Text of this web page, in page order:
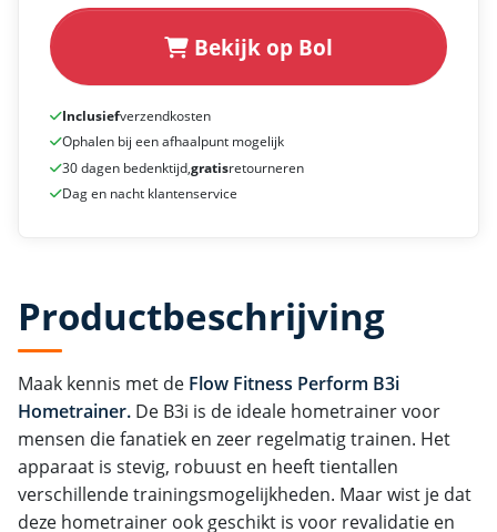
Bekijk op Bol
Inclusiefverzendkosten
Ophalen bij een afhaalpunt mogelijk
30 dagen bedenktijd,gratisretourneren
Dag en nacht klantenservice
Productbeschrijving
Maak kennis met de Flow Fitness Perform B3i
Hometrainer. De B3i is de ideale hometrainer voor
mensen die fanatiek en zeer regelmatig trainen. Het
apparaat is stevig, robuust en heeft tientallen
verschillende trainingsmogelijkheden. Maar wist je dat
deze hometrainer ook geschikt is voor revalidatie en